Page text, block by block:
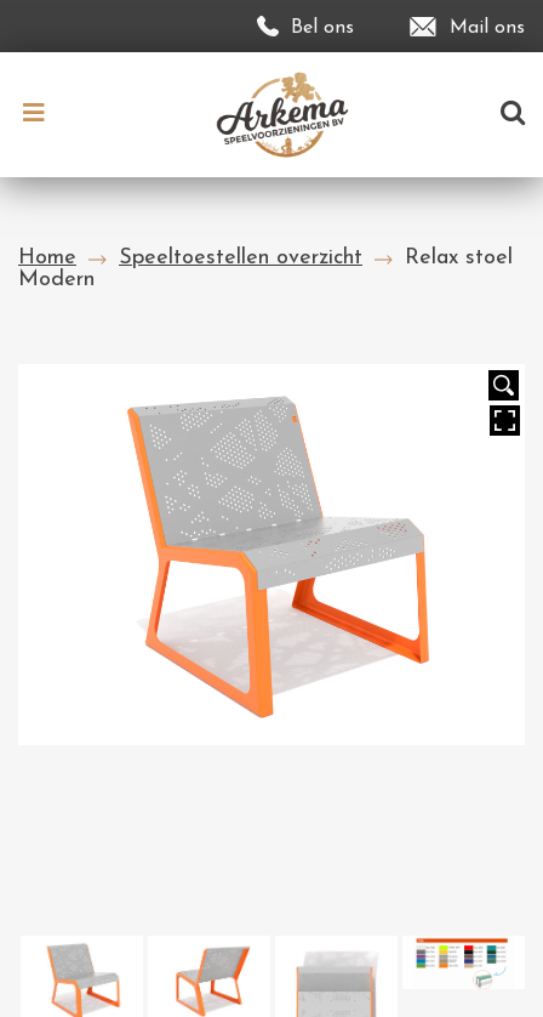
Bel ons Mail ons
Home Speeltoestellen overzicht
Relax stoel
Modern